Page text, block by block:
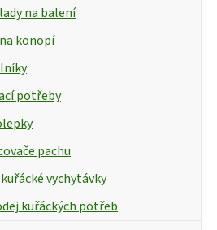
na balení
konopí
potřeby
pachu
vychytávky
kuřáckých potřeb